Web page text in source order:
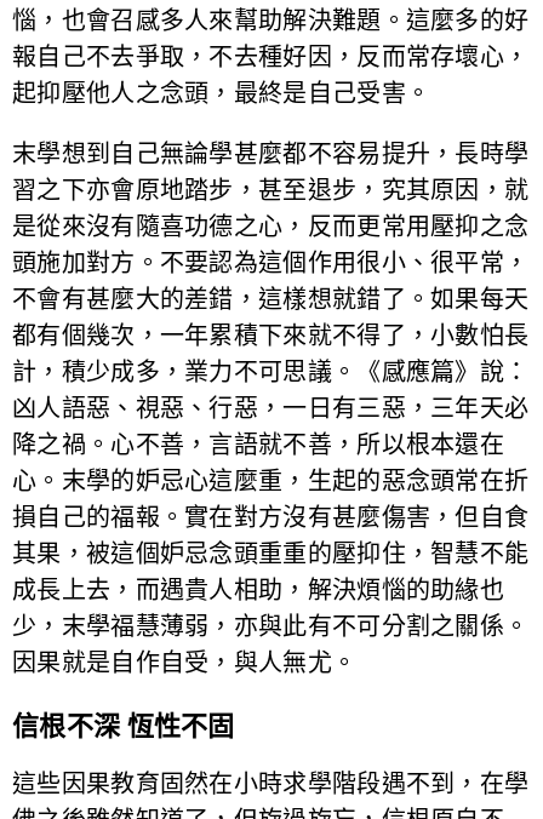
惱，也會召感多人來幫助解決難題。這麼多的好
報自己不去爭取，不去種好因，反而常存壞心，
起抑壓他人之念頭，最終是自己受害。
末學想到自己無論學甚麼都不容易提升，長時學
習之下亦會原地踏步，甚至退步，究其原因，就
是從來沒有隨喜功德之心，反而更常用壓抑之念
頭施加對方。不要認為這個作用很小、很平常，
不會有甚麼大的差錯，這樣想就錯了。如果每天
都有個幾次，一年累積下來就不得了，小數怕長
計，積少成多，業力不可思議。《感應篇》說：
凶人語惡、視惡、行惡，一日有三惡，三年天必
降之禍。心不善，言語就不善，所以根本還在
心。末學的妒忌心這麼重，生起的惡念頭常在折
損自己的福報。實在對方沒有甚麼傷害，但自食
其果，被這個妒忌念頭重重的壓抑住，智慧不能
成長上去，而遇貴人相助，解決煩惱的助緣也
少，末學福慧薄弱，亦與此有不可分割之關係。
因果就是自作自受，與人無尤。
信根不深 恆性不固
這些因果教育固然在小時求學階段遇不到，在學